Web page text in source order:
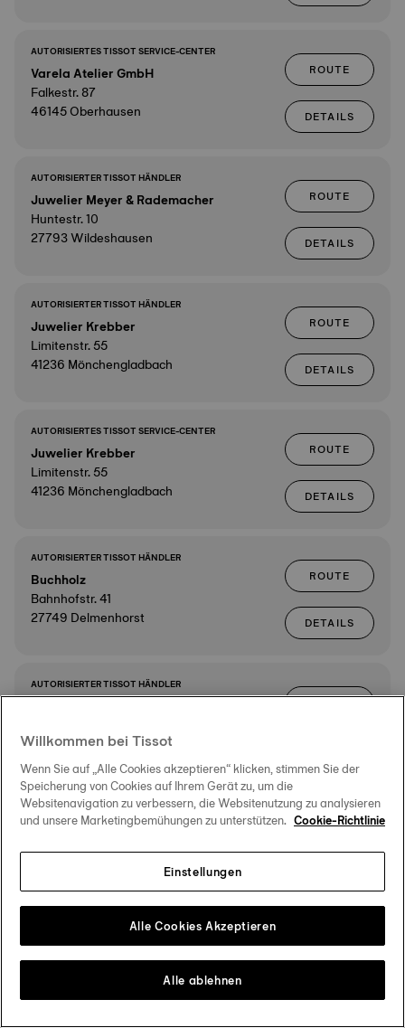
AUTORISIERTES TISSOT SERVICE-CENTER
Varela Atelier GmbH
Falkestr. 87
46145 Oberhausen
ROUTE
DETAILS
AUTORISIERTER TISSOT HÄNDLER
Juwelier Meyer & Rademacher
Huntestr. 10
27793 Wildeshausen
ROUTE
DETAILS
AUTORISIERTER TISSOT HÄNDLER
Juwelier Krebber
Limitenstr. 55
41236 Mönchengladbach
ROUTE
DETAILS
AUTORISIERTES TISSOT SERVICE-CENTER
Juwelier Krebber
Limitenstr. 55
41236 Mönchengladbach
ROUTE
DETAILS
AUTORISIERTER TISSOT HÄNDLER
Buchholz
Bahnhofstr. 41
27749 Delmenhorst
ROUTE
DETAILS
AUTORISIERTER TISSOT HÄNDLER
49477 Ibbenbüren
ROUTE
AUTORISIERTER TISSOT HÄNDLER
Bahnhofstr. 49
ROUTE
CHRIST
47051 Duisburg
ROUTE
DETAILS
Willkommen bei Tissot
Wenn Sie auf „Alle Cookies akzeptieren“ klicken, stimmen Sie der
Speicherung von Cookies auf Ihrem Gerät zu, um die
Websitenavigation zu verbessern, die Websitenutzung zu analysieren
und unsere Marketingbemühungen zu unterstützen. Cookie-Richtlinie
Einstellungen
Alle ablehnen
Alle Cookies Akzeptieren